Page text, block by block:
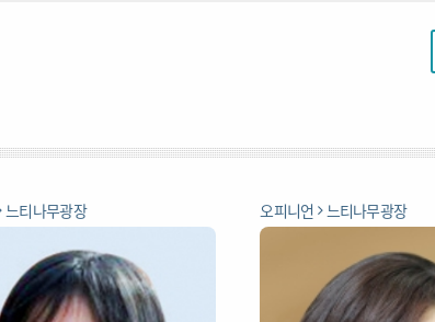
느티나무광장 오피니언 느티나무광장